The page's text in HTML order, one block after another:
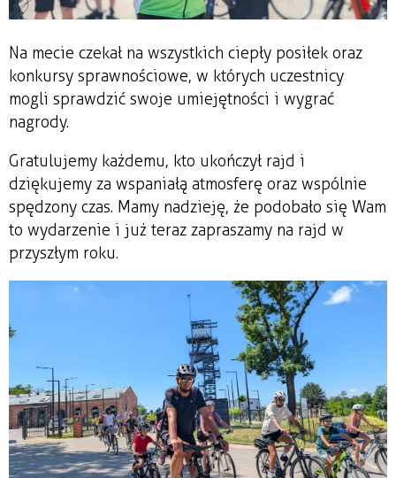
Na mecie czekał na wszystkich ciepły posiłek oraz
konkursy sprawnościowe, w których uczestnicy
mogli sprawdzić swoje umiejętności i wygrać
nagrody.
Gratulujemy każdemu, kto ukończył rajd i
dziękujemy za wspaniałą atmosferę oraz wspólnie
spędzony czas. Mamy nadzieję, że podobało się Wam
to wydarzenie i już teraz zapraszamy na rajd w
przyszłym roku.